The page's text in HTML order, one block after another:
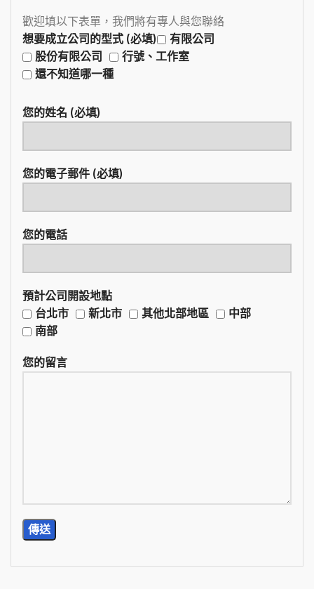
歡迎填以下表單，我們將有專人與您聯絡
想要成立公司的型式 (必填)
有限公司
股份有限公司
行號、工作室
還不知道哪一種
您的姓名 (必填)
您的電子郵件 (必填)
您的電話
預計公司開設地點
台北市
新北市 其他北部地區
中部
南部
您的留言